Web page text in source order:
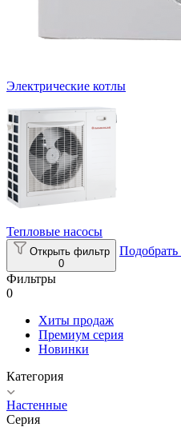
Электрические котлы
Тепловые насосы
Открыть фильтр
0
Подобрать
Фильтры
0
Хиты продаж
Премиум серия
Новинки
Категория
Настенные
Серия